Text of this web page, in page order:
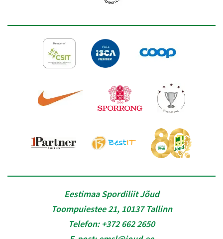
Eestimaa Spordiliit Jõud
Toompuiestee 21, 10137 Tallinn
Telefon: +372 662 2650